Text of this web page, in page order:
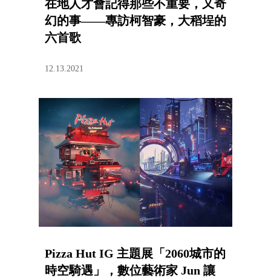
在地人才會記得那些不重要，又奇
幻的事——專訪柯智豪，大稻埕的
六首歌
12.13.2021
Pizza Hut IG 主題展「2060城市的
時空騎遇」，數位藝術家 Jun 讓